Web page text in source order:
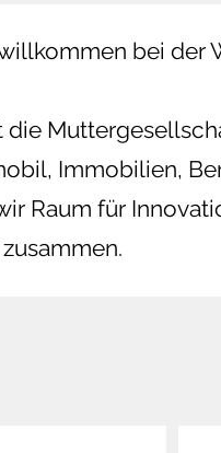
bei der
die
Immobilien,
Raum für